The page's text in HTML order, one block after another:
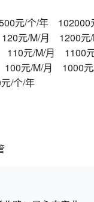
元/个/年 102000
元/M/月 1200元/
110元/M/月 1100
元/M/月 1000
/个/年